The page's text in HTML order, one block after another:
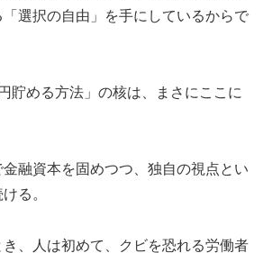
選択の自由」を手にしているからで
貯める方法」の核は、まさにここに
融資本を固めつつ、独自の視点とい
る。
、人は初めて、クビを恐れる労働者